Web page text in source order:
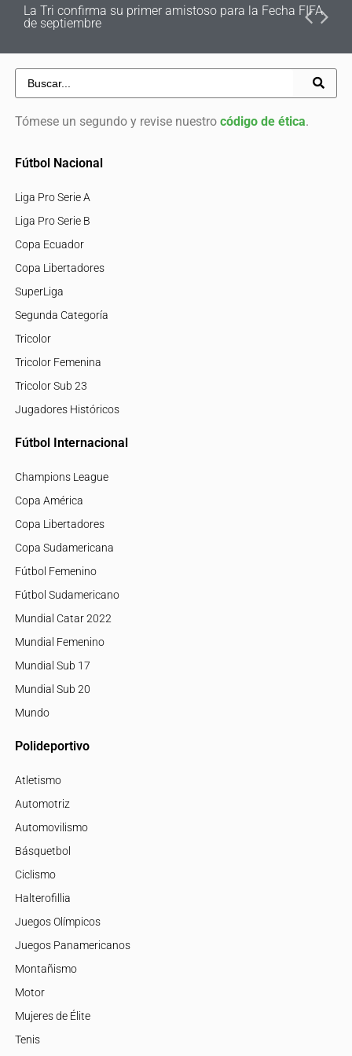
La Tri confirma su primer amistoso para la Fecha FIFA
de septiembre
Tómese un segundo y revise nuestro código de ética.
Fútbol Nacional
Liga Pro Serie A
Liga Pro Serie B
Copa Ecuador
Copa Libertadores
SuperLiga
Segunda Categoría
Tricolor
Tricolor Femenina
Tricolor Sub 23
Jugadores Históricos
Fútbol Internacional
Champions League
Copa América
Copa Libertadores
Copa Sudamericana
Fútbol Femenino
Fútbol Sudamericano
Mundial Catar 2022
Mundial Femenino
Mundial Sub 17
Mundial Sub 20
Mundo
Polideportivo
Atletismo
Automotriz
Automovilismo
Básquetbol
Ciclismo
Halterofillia
Juegos Olímpicos
Juegos Panamericanos
Montañismo
Motor
Mujeres de Élite
Tenis